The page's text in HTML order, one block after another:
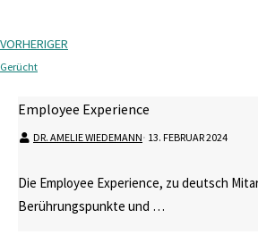
VORHERIGER
Gerücht
Employee Experience
DR. AMELIE WIEDEMANN⋅ 13. FEBRUAR 2024
Die Employee Experience, zu deutsch
Berührungspunkte und …